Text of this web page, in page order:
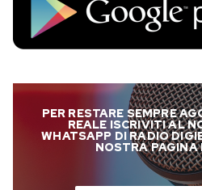
PER RESTARE SEMPRE
REALE ISCRIVITI AL
WHATSAPP DI RADIO
NOSTRA PAGINA